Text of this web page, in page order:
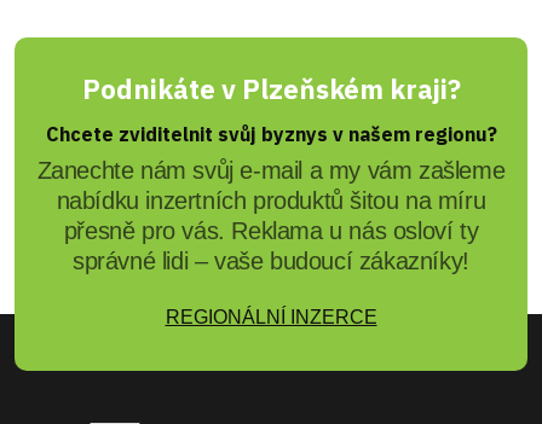
Podnikáte v Plzeňském kraji?
Chcete zviditelnit svůj byznys v našem regionu?
Zanechte nám svůj e-mail a my vám zašleme
nabídku inzertních produktů šitou na míru
přesně pro vás. Reklama u nás osloví ty
správné lidi – vaše budoucí zákazníky!
REGIONÁLNÍ INZERCE